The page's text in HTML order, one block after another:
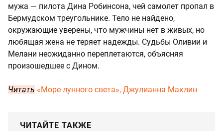
мужа — пилота Дина Робинсона, чей самолет пропал в
Бермудском треугольнике. Тело не найдено,
окружающие уверены, что мужчины нет в живых, но
любящая жена не теряет надежды. Судьбы Оливии и
Мелани неожиданно переплетаются, объясняя
произошедшее с Дином.
Читать «Море лунного света», Джулианна Маклин
ЧИТАЙТЕ ТАКЖЕ